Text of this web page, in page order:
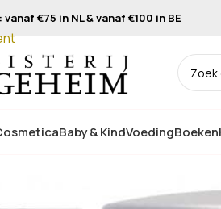
€75 in NL & vanaf €100 in BE
Baby & KindVoedingBoeken